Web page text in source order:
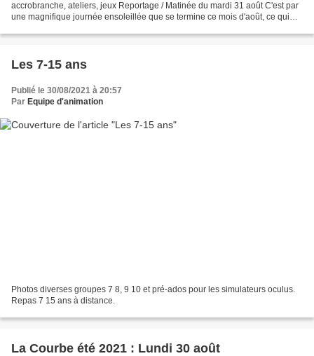
accrobranche, ateliers, jeux Reportage / Matinée du mardi 31 août C'est par
une magnifique journée ensoleillée que se termine ce mois d'août, ce qui
Les 7-15 ans
Publié le 30/08/2021 à 20:57
Par Equipe d'animation
Photos diverses groupes 7 8, 9 10 et pré-ados pour les simulateurs oculus.
Repas 7 15 ans à distance.
La Courbe été 2021 : Lundi 30 août